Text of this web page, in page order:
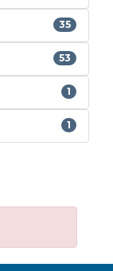
35
53
1
1